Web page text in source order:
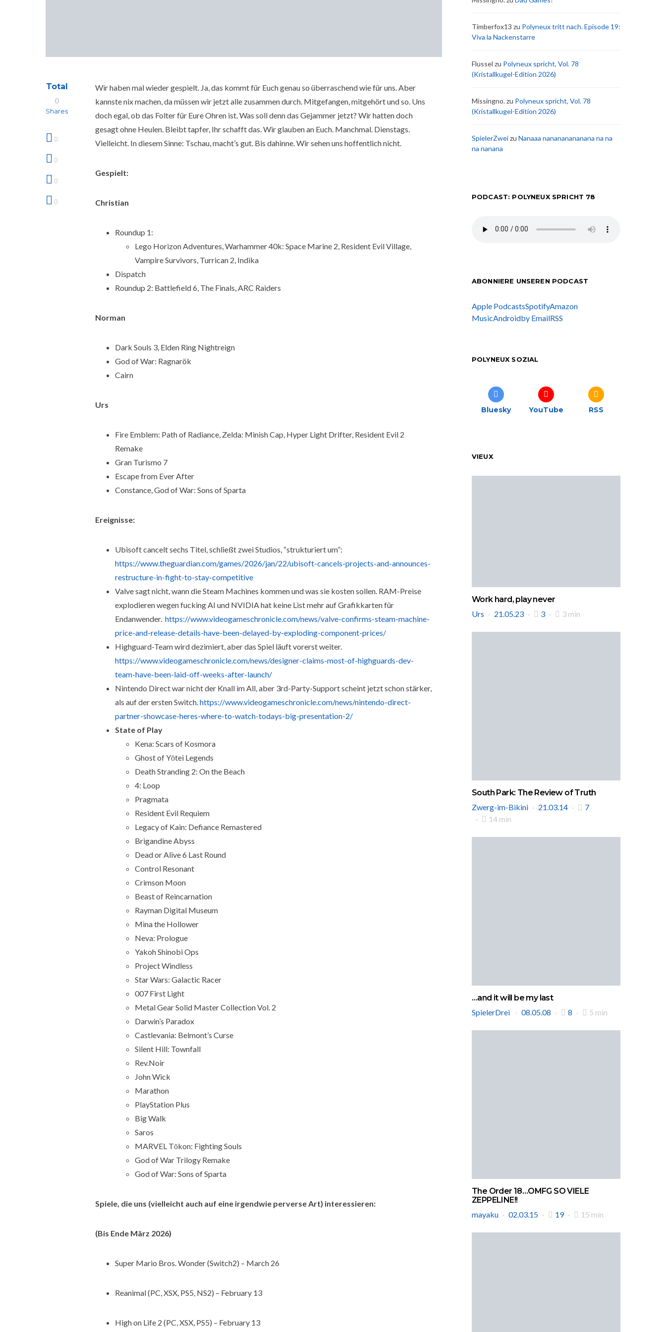
Total
0
Shares
0
0
0
0
Wir haben mal wieder gespielt. Ja, das kommt für Euch genau so überraschend wie für uns. Aber
kannste nix machen, da müssen wir jetzt alle zusammen durch. Mitgefangen, mitgehört und so. Uns
doch egal, ob das Folter für Eure Ohren ist. Was soll denn das Gejammer jetzt? Wir hatten doch
gesagt ohne Heulen. Bleibt tapfer, Ihr schafft das. Wir glauben an Euch. Manchmal. Dienstags.
Vielleicht. In diesem Sinne: Tschau, macht’s gut. Bis dahinne. Wir sehen uns hoffentlich nicht.
Gespielt:
Christian
Roundup 1:
Lego Horizon Adventures, Warhammer 40k: Space Marine 2, Resident Evil Village,
Vampire Survivors, Turrican 2, Indika
Dispatch
Roundup 2: Battlefield 6, The Finals, ARC Raiders
Norman
Dark Souls 3, Elden Ring Nightreign
God of War: Ragnarök
Cairn
Urs
Fire Emblem: Path of Radiance, Zelda: Minish Cap, Hyper Light Drifter, Resident Evil 2
Remake
Gran Turismo 7
Escape from Ever After
Constance, God of War: Sons of Sparta
Ereignisse:
Ubisoft cancelt sechs Titel, schließt zwei Studios, “strukturiert um”:
https://www.theguardian.com/games/2026/jan/22/ubisoft-cancels-projects-and-announces-
restructure-in-fight-to-stay-competitive
Valve sagt nicht, wann die Steam Machines kommen und was sie kosten sollen. RAM-Preise
explodieren wegen fucking AI und NVIDIA hat keine List mehr auf Grafikkarten für
Endanwender. https://www.videogameschronicle.com/news/valve-confirms-steam-machine-
price-and-release-details-have-been-delayed-by-exploding-component-prices/
Highguard-Team wird dezimiert, aber das Spiel läuft vorerst weiter.
https://www.videogameschronicle.com/news/designer-claims-most-of-highguards-dev-
team-have-been-laid-off-weeks-after-launch/
Nintendo Direct war nicht der Knall im All, aber 3rd-Party-Support scheint jetzt schon stärker,
als auf der ersten Switch.https://www.videogameschronicle.com/news/nintendo-direct-
partner-showcase-heres-where-to-watch-todays-big-presentation-2/
State of Play
Kena: Scars of Kosmora
Ghost of Yōtei Legends
Death Stranding 2: On the Beach
4: Loop
Pragmata
Resident Evil Requiem
Legacy of Kain: Defiance Remastered
Brigandine Abyss
Dead or Alive 6 Last Round
Control Resonant
Crimson Moon
Beast of Reincarnation
Rayman Digital Museum
Mina the Hollower
Neva: Prologue
Yakoh Shinobi Ops
Project Windless
Star Wars: Galactic Racer
007 First Light
Metal Gear Solid Master Collection Vol. 2
Darwin’s Paradox
Castlevania: Belmont’s Curse
Silent Hill: Townfall
Rev.Noir
John Wick
Marathon
PlayStation Plus
Big Walk
Saros
MARVEL Tōkon: Fighting Souls
God of War Trilogy Remake
God of War: Sons of Sparta
Spiele, die uns (vielleicht auch auf eine irgendwie perverse Art) interessieren:
(Bis Ende März 2026)
Super Mario Bros. Wonder (Switch2) – March 26
Reanimal (PC, XSX, PS5, NS2) – February 13
High on Life 2 (PC, XSX, PS5) – February 13
Timberfox13 zu Polyneux tritt nach. Episode 19:
Viva la Nackenstarre
Flussel zu Polyneux spricht, Vol. 78
(Kristallkugel-Edition 2026)
Missingno.zu Polyneux spricht, Vol. 78
(Kristallkugel-Edition 2026)
SpielerZweizu Nanaaa nanananananana na na
na nanana
PODCAST: POLYNEUX SPRICHT 78
ABONNIERE UNSEREN PODCAST
Apple PodcastsSpotifyAmazon
MusicAndroidby EmailRSS
POLYNEUX SOZIAL
Bluesky YouTube RSS
VIEUX
Work hard, play never
Urs
21.05.23 3 3 min
South Park: The Review of Truth
Zwerg-im-Bikini
21.03.14
7
14 min
…and it will be my last
SpielerDrei
08.05.08 8 5 min
The Order 18…OMFG SO VIELE
ZEPPELINE!!
mayaku
02.03.15 19 15 min